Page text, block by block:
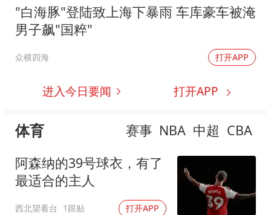
"白海豚"登陆致上海下暴雨 车库豪车被淹
男子飙"国粹"
众横四海 打开APP
进入今日要闻 打开APP
体育 赛事 NBA 中超 CBA
阿森纳的39号球衣，有了
最适合的主人
西北望看台 1跟贴 打开APP